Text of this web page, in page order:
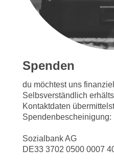
Spenden
du möchtest uns
Selbsverständlich
Kontaktdaten
Spendenbescheinigung:
Sozialbank AG
DE33 3702 0500 0007